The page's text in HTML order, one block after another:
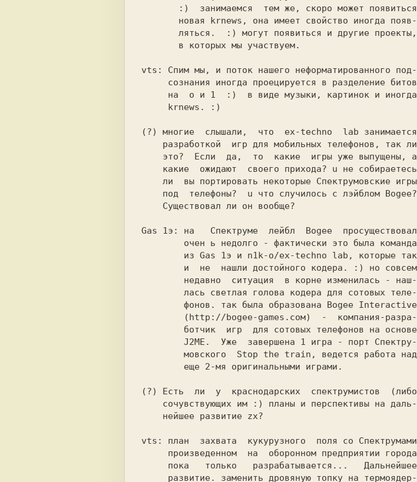
vts: Спим мы, и поток нашего неформатированного под-
(?) многие  слышали,  что  ех-techno  lab занимается
Gas 1э: на   Спектруме  лейбл  Bogee  просуществовал
vts: план  захвата  кукурузного  поля со Спектрумами